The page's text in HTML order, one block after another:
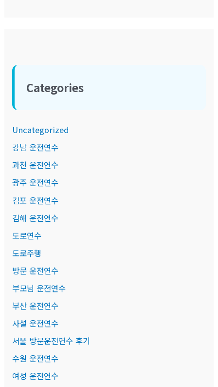
Categories
Uncategorized
강남 운전연수
과천 운전연수
광주 운전연수
김포 운전연수
김해 운전연수
도로연수
도로주행
방문 운전연수
부모님 운전연수
부산 운전연수
사설 운전연수
서울 방문운전연수 후기
수원 운전연수
여성 운전연수